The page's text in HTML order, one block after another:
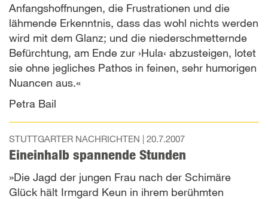
Anfangshoffnungen, die Frustrationen und die
lähmende Erkenntnis, dass das wohl nichts werden
wird mit dem Glanz; und die niederschmetternde
Befürchtung, am Ende zur ›Hula‹ abzusteigen, lotet
sie ohne jegliches Pathos in feinen, sehr humorigen
Nuancen aus.«
Petra Bail
STUTTGARTER NACHRICHTEN | 20.7.2007
Eineinhalb spannende Stunden
»Die Jagd der jungen Frau nach der Schimäre
Glück hält Irmgard Keun in ihrem berühmten